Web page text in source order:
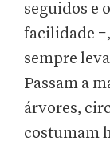
seguidos e
facilidade
sempre
Passam a
árvores,
costumam